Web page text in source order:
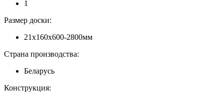
1
Размер доски:
21x160x600-2800мм
Страна производства:
Беларусь
Конструкция: